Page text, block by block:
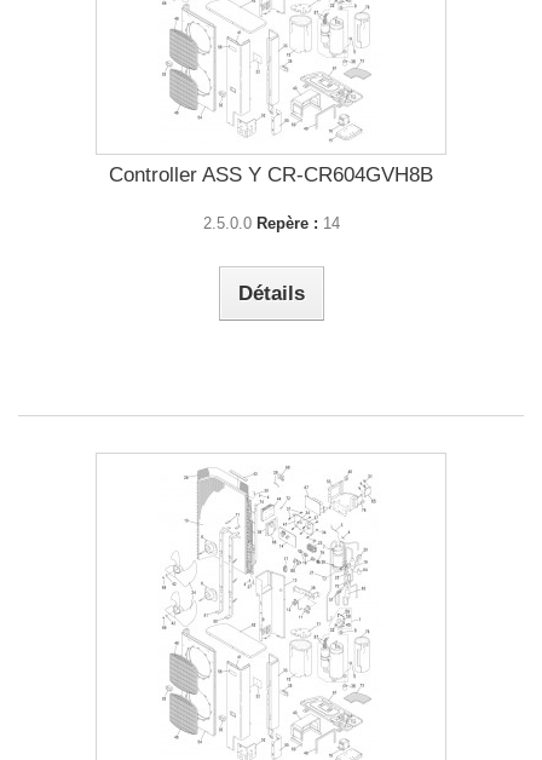
Controller ASS Y CR-CR604GVH8B
2.5.0.0 Repère : 14
Détails